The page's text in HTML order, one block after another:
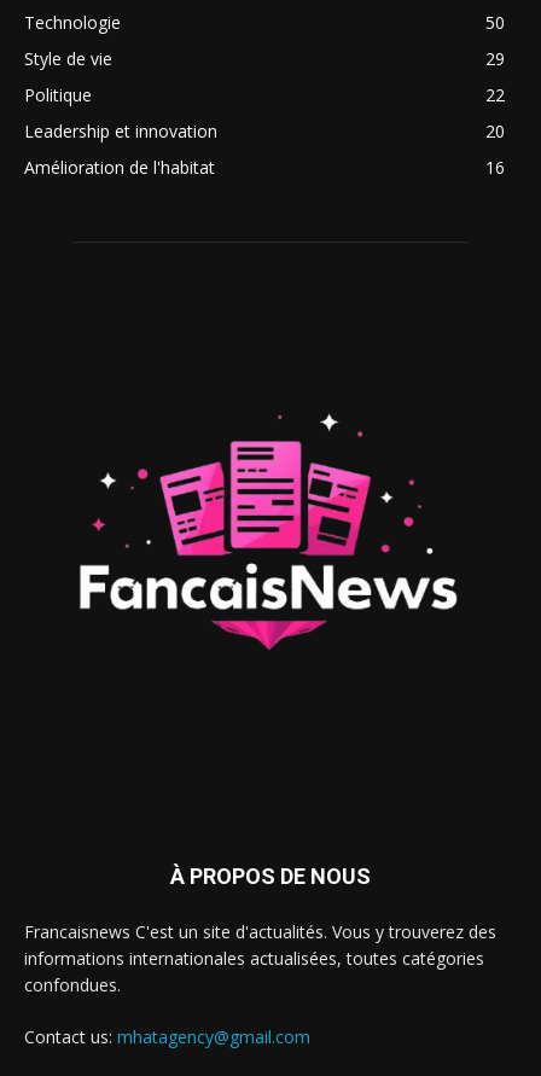
Technologie
50
Style de vie
29
Politique
22
Leadership et innovation
20
Amélioration de l'habitat
16
À PROPOS DE NOUS
Francaisnews C'est un site d'actualités. Vous y trouverez des
informations internationales actualisées, toutes catégories
confondues.
Contact us: mhatagency@gmail.com